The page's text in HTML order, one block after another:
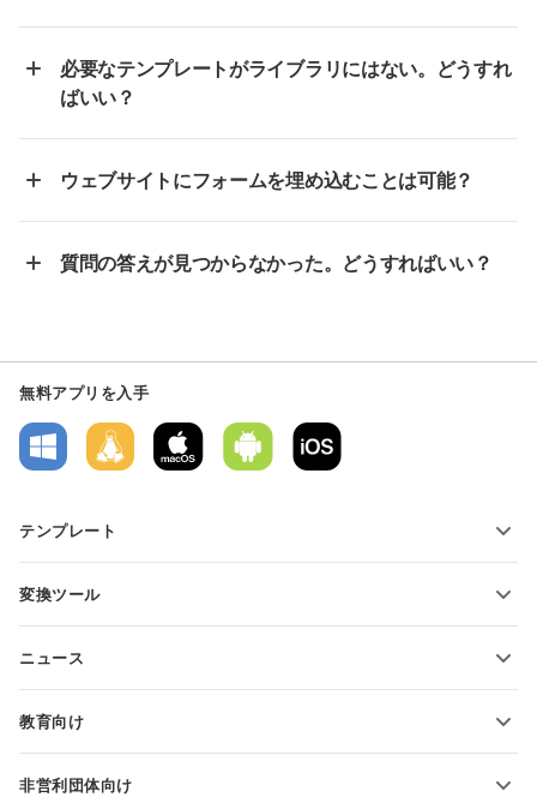
必要なテンプレートがライブラリにはない。どうすれ
ばいい？
ウェブサイトにフォームを埋め込むことは可能？
質問の答えが見つからなかった。どうすればいい？
無料アプリを入手
テンプレート
テキスト文書テンプレート
変換ツール
スプレッドシートの変換
PDFの変換
ニュース
教育向け
教育関係者向け
非営利団体向け